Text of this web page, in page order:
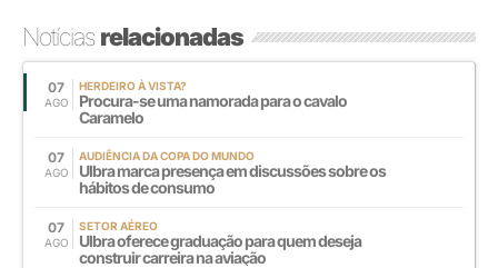
Notíciasrelacionadas
07
AGO
HERDEIRO À VISTA?
Procura-se uma namorada para o cavalo
Caramelo
07
AGO
AUDIÊNCIA DA COPA DO MUNDO
Ulbra marca presença em discussões sobre os
hábitos de consumo
07
AGO
SETOR AÉREO
Ulbra oferece graduação para quem deseja
construir carreira na aviação